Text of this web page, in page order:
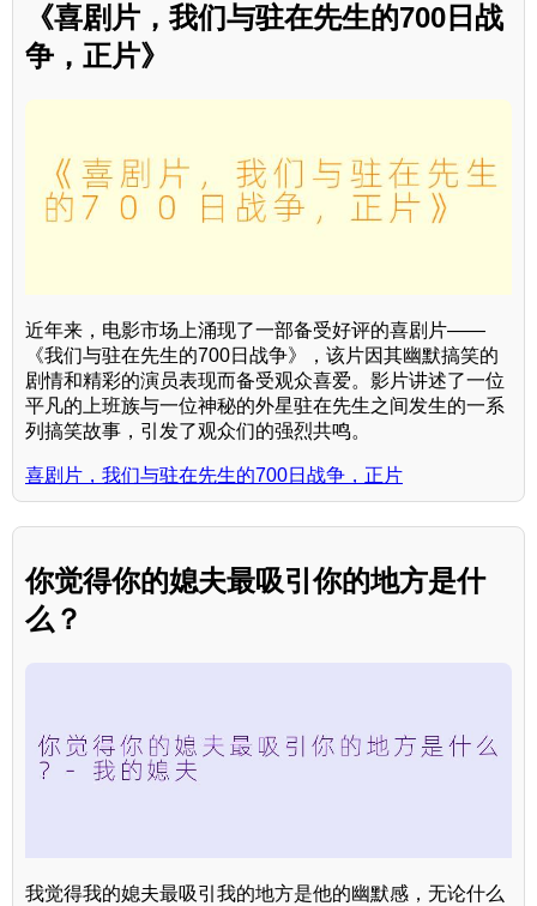
《喜剧片，我们与驻在先生的700日战
争，正片》
近年来，电影市场上涌现了一部备受好评的喜剧片——
《我们与驻在先生的700日战争》，该片因其幽默搞笑的
剧情和精彩的演员表现而备受观众喜爱。影片讲述了一位
平凡的上班族与一位神秘的外星驻在先生之间发生的一系
列搞笑故事，引发了观众们的强烈共鸣。
喜剧片，我们与驻在先生的700日战争，正片
你觉得你的媳夫最吸引你的地方是什
么？
我觉得我的媳夫最吸引我的地方是他的幽默感，无论什么